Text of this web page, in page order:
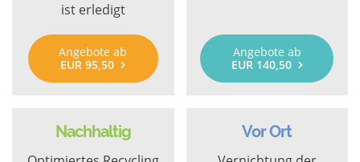
ist erledigt
Angebote ab
EUR 95,50
Angebote ab
EUR 140,50
Nachhaltig Vor Ort